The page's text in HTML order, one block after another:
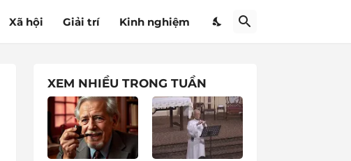
Xã hội Giải trí Kinh nghiệm
XEM NHIỀU TRONG TUẦN